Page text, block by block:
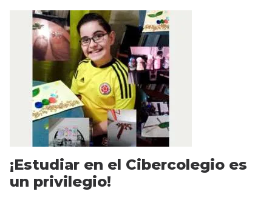
¡Estudiar en el Cibercolegio es
un privilegio!